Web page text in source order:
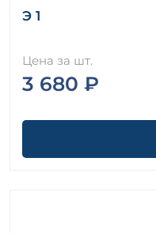
Э 1
Цена за шт.
3 680 ₽